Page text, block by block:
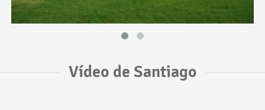
Vídeo de Santiago